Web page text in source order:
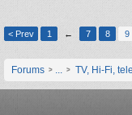
< Prev
1 ← 7 8 9
Forums ... TV, Hi-Fi,